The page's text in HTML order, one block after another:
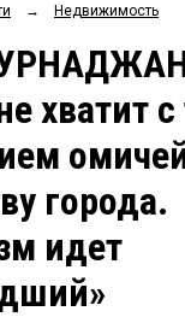
→ Недвижимость
хватит
города.
идет